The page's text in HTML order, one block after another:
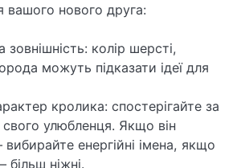
вашого нового друга:
колір шерсті,
можуть підказати ідеї для
кролика: спостерігайте за
свого улюбленця. Якщо він
енергійні імена, якщо
більш ніжні.